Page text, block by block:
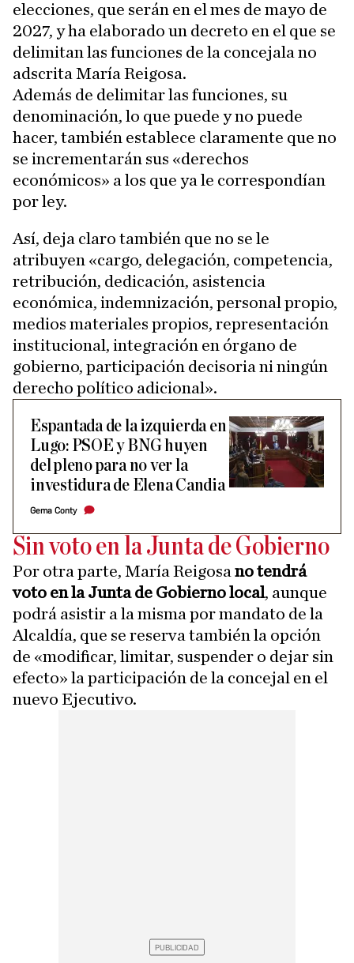
elecciones, que serán en el mes de mayo de
2027, y ha elaborado un decreto en el que se
delimitan las funciones de la concejala no
adscrita María Reigosa.
Además de delimitar las funciones, su
denominación, lo que puede y no puede
hacer, también establece claramente que no
se incrementarán sus «derechos
económicos» a los que ya le correspondían
por ley.
Así, deja claro también que no se le
atribuyen «cargo, delegación, competencia,
retribución, dedicación, asistencia
económica, indemnización, personal propio,
medios materiales propios, representación
institucional, integración en órgano de
gobierno, participación decisoria ni ningún
derecho político adicional».
Espantada de la izquierda en
Lugo: PSOE y BNG huyen
del pleno para no ver la
investidura de Elena Candia
Gema Conty
Sin voto en la Junta de Gobierno
Por otra parte, María Reigosa no tendrá
voto en la Junta de Gobierno local, aunque
podrá asistir a la misma por mandato de la
Alcaldía, que se reserva también la opción
de «modificar, limitar, suspender o dejar sin
efecto» la participación de la concejal en el
nuevo Ejecutivo.